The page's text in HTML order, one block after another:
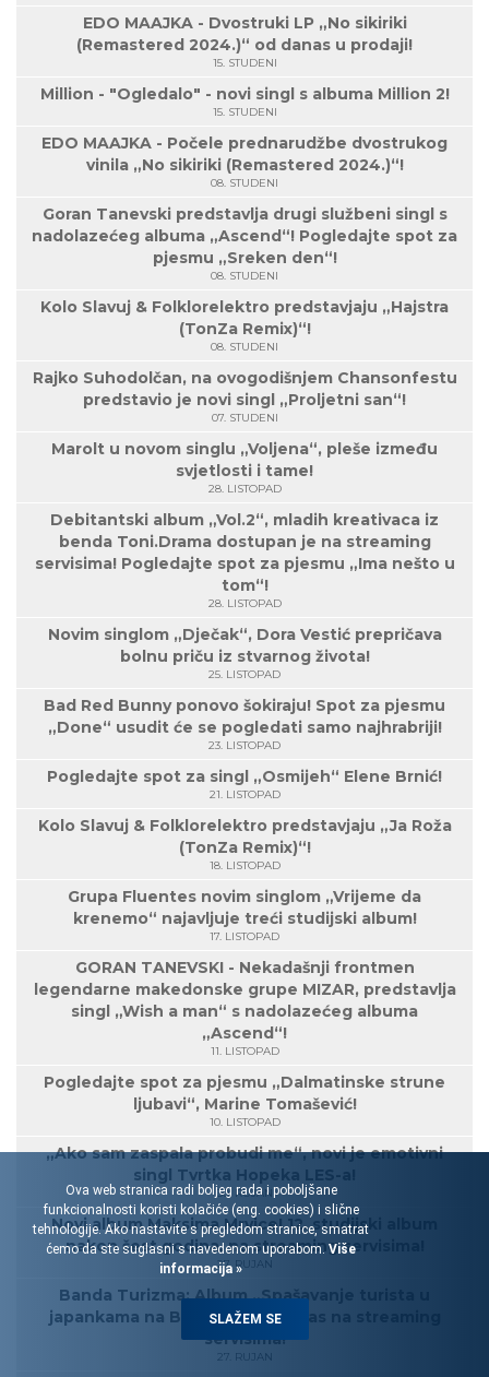
EDO MAAJKA - Dvostruki LP „No sikiriki
(Remastered 2024.)“ od danas u prodaji!
15. STUDENI
Million - "Ogledalo" - novi singl s albuma Million 2!
15. STUDENI
EDO MAAJKA - Počele prednarudžbe dvostrukog
vinila „No sikiriki (Remastered 2024.)“!
08. STUDENI
Goran Tanevski predstavlja drugi službeni singl s
nadolazećeg albuma „Ascend“! Pogledajte spot za
pjesmu „Sreken den“!
08. STUDENI
Kolo Slavuj & Folklorelektro predstavjaju „Hajstra
(TonZa Remix)“!
08. STUDENI
Rajko Suhodolčan, na ovogodišnjem Chansonfestu
predstavio je novi singl „Proljetni san“!
07. STUDENI
Marolt u novom singlu „Voljena“, pleše između
svjetlosti i tame!
28. LISTOPAD
Debitantski album „Vol.2“, mladih kreativaca iz
benda Toni.Drama dostupan je na streaming
servisima! Pogledajte spot za pjesmu „Ima nešto u
tom“!
28. LISTOPAD
Novim singlom „Dječak“, Dora Vestić prepričava
bolnu priču iz stvarnog života!
25. LISTOPAD
Bad Red Bunny ponovo šokiraju! Spot za pjesmu
„Done“ usudit će se pogledati samo najhrabriji!
23. LISTOPAD
Pogledajte spot za singl „Osmijeh“ Elene Brnić!
21. LISTOPAD
Kolo Slavuj & Folklorelektro predstavjaju „Ja Roža
(TonZa Remix)“!
18. LISTOPAD
Grupa Fluentes novim singlom „Vrijeme da
krenemo“ najavljuje treći studijski album!
17. LISTOPAD
GORAN TANEVSKI - Nekadašnji frontmen
legendarne makedonske grupe MIZAR, predstavlja
singl „Wish a man“ s nadolazećeg albuma
„Ascend“!
11. LISTOPAD
Pogledajte spot za pjesmu „Dalmatinske strune
ljubavi“, Marine Tomašević!
10. LISTOPAD
„Ako sam zaspala probudi me“, novi je emotivni
singl Tvrtka Hopeka LES-a!
30. RUJAN
Novi album Maksima Mrvice! 12. studijski album
nakon šest godina, na streaming servisima!
27. RUJAN
Banda Turizma: Album „Spašavanje turista u
japankama na Biokovu“ od danas na streaming
servisima!
27. RUJAN
Ova web stranica radi boljeg rada i poboljšane
funkcionalnosti koristi kolačiće (eng. cookies) i slične
tehnologije. Ako nastavite s pregledom stranice, smatrat
ćemo da ste suglasni s navedenom uporabom.Više
informacija »
SLAŽEM SE